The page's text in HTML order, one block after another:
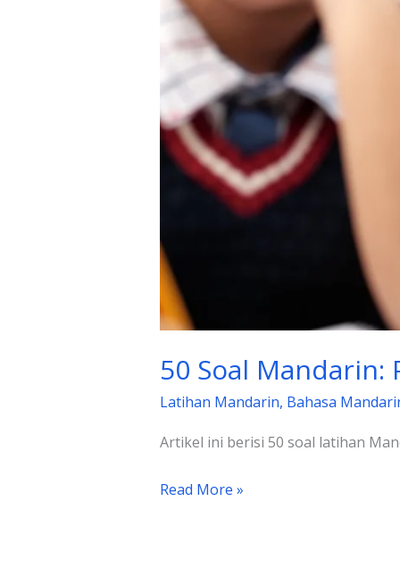
50 Soal Mandarin:
Latihan Mandarin, Bahasa
Artikel ini berisi 50 soal latihan
Read More »